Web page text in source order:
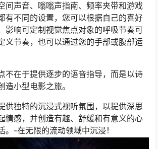
间声音、嗡嗡声指南、频率夹带和游戏
有不同的设置，您可以根据自己的喜好
影响可定制视觉焦点对象的呼吸节奏可
义节奏，也可以通过您的手部或腹部运
不在于提供逐步的语音指导，而是以诗
造小型电影之旅。
供独特的沉浸式视听氛围，以提供深思
情感，并创造有趣、舒缓和有意义的心
。-在无限的流动领域中沉浸！